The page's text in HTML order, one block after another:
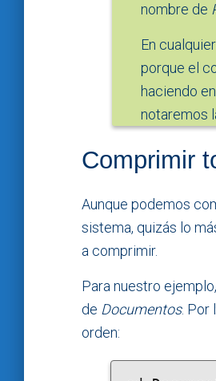
nombre de
En
porque el
haciendo
notaremos
Comprimir
Aunque podemos
sistema, quizás lo
a comprimir.
Para nuestro
de Documentos. Por
orden: